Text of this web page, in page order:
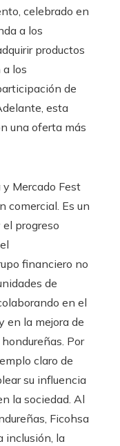
celebrado en
a los
productos
los
de
esta
una oferta más
Mercado Fest
comercial. Es un
progreso
financiero no
de
en el
en la mejora de
Por
claro de
su influencia
la sociedad. Al
Ficohsa
inclusión, la